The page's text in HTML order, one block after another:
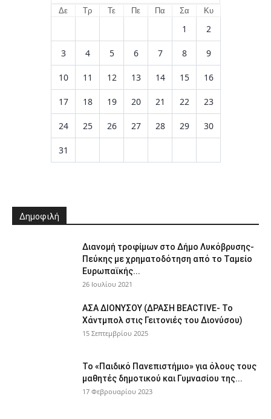
Δε Τρ Τε Πε Πα Σα Κυ
1 2
3 4 5 6 7 8 9
10 11 12 13 14 15 16
17 18 19 20 21 22 23
24 25 26 27 28 29 30
31
Δημοφιλή
Διανομή τροφίμων στο Δήμο Λυκόβρυσης-
Πεύκης με χρηματοδότηση από το Ταμείο
Ευρωπαϊκής...
26 Ιουλίου 2021
ΑΣΑ ΔΙΟΝΥΣΟΥ (ΔΡΑΣΗ BEACTIVE- Το
Χάντμπολ στις Γειτονιές του Διονύσου)
15 Σεπτεμβρίου 2025
Το «Παιδικό Πανεπιστήμιο» για όλους τους
μαθητές δημοτικού και Γυμνασίου της...
17 Φεβρουαρίου 2023